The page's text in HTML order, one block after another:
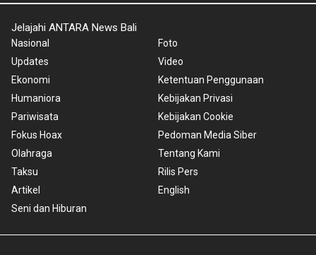
Jelajahi ANTARA News Bali
Nasional
Updates
Ekonomi
Humaniora
Pariwisata
Fokus Hoax
Olahraga
Taksu
Artikel
Seni dan Hiburan
Foto
Video
Ketentuan Penggunaan
Kebijakan Privasi
Kebijakan Cookie
Pedoman Media Siber
Tentang Kami
Rilis Pers
English